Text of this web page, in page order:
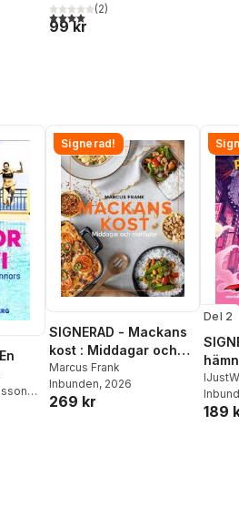
antal röster:
4,0utav 5 stjärnor. Totalt antal röster:
(2)
99 kr
antal röster:
Signerad!
SIGNERAD - Mackans
kost : Middagar och
matlådor
Marcus Frank
Inbunden, 2026
269 kr
Del 2
Beer ,
189